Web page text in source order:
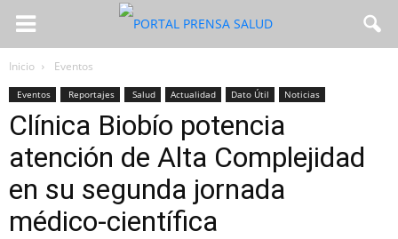
Inicio Eventos
Eventos Reportajes Salud Actualidad Dato Útil Noticias
Clínica Biobío potencia
atención de Alta Complejidad
en su segunda jornada
médico-científica